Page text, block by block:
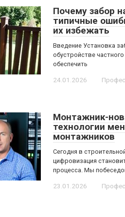
Почему забор
типичные
их избежать
Введение Установка
обустройстве
обеспечить
24.01.2026
Монтажник-
технологии
монтажников
Сегодня в
цифровизация
процесса. Мы
23.01.2026